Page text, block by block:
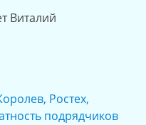
Виталий
, Ростех,
подрядчиков